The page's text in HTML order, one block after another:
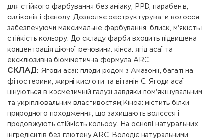
для стійкого фарбування без аміаку, PPD, парабенів,
силіконів і фенолу. Дозволяє реструктурувати волосся,
забезпечуючи максимальне фарбування, блиск, м'якість і
стійкість кольору. До складу фарби входить підвищена
концентрація діючої речовини, кіноа, ягід асаї та
ексклюзивна біоміметична формула ARC.
СКЛАД: Ягоди асаї: плоди родом з Амазонії, багаті на
фітостерини, жирні кислоти та вітамін С. Ягоди асаї
цінуються в косметичній галузі завдяки пом'якшувальним
та укріплювальним властивостям;Кіноа: містить білки
природного походження, що захищають волосся і
продовжують стійкість кольору. На основі натуральних
інгредієнтів без глютену.ARC: Володіє натуральними